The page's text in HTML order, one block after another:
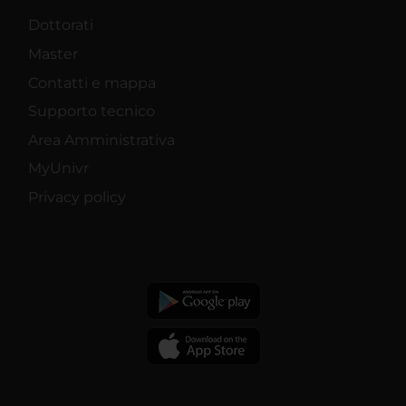
Dottorati
Master
Contatti e mappa
Supporto tecnico
Area Amministrativa
MyUnivr
Privacy policy